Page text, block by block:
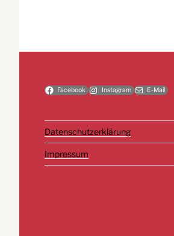
Facebook Instagram E-Mail
Datenschutzerklärung
Impressum